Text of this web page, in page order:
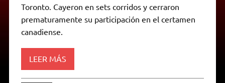
p
m
k
e
r
k
i
e
n
Toronto. Cayeron en sets corridos y cerraron
prematuramente su participación en el certamen
canadiense.
LEER MÁS